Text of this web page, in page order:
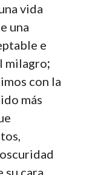
vida
una
e
milagro;
con la
más
cara,